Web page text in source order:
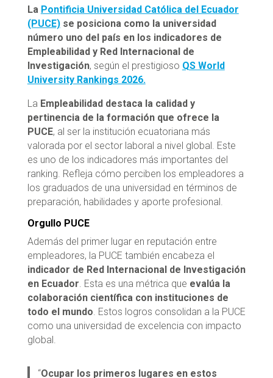
La Pontificia Universidad Católica del Ecuador
(PUCE)se posiciona como la universidad
número uno del país en los indicadores de
Empleabilidad y Red Internacional de
Investigación, según el prestigioso QS World
University Rankings 2026.
La Empleabilidad destaca la calidad y
pertinencia de la formación que ofrece la
PUCE, al ser la institución ecuatoriana más
valorada por el sector laboral a nivel global. Este
es uno de los indicadores más importantes del
ranking. Refleja cómo perciben los empleadores a
los graduados de una universidad en términos de
preparación, habilidades y aporte profesional.
Orgullo PUCE
Además del primer lugar en reputación entre
empleadores, la PUCE también encabeza el
indicador de Red Internacional de Investigación
en Ecuador. Esta es una métrica que evalúa la
colaboración científica con instituciones de
todo el mundo. Estos logros consolidan a la PUCE
como una universidad de excelencia con impacto
global.
“Ocupar los primeros lugares en estos